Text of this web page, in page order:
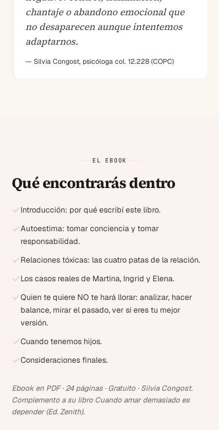
chantaje o abandono emocional que
no desaparecen aunque intentemos
adaptarnos.
— Silvia Congost, psicóloga col. 12.228 (COPC)
EL EBOOK
Qué encontrarás dentro
Introducción: por qué escribí este libro.
Autoestima: tomar conciencia y tomar
responsabilidad.
Relaciones tóxicas: las cuatro patas de la relación.
Los casos reales de Martina, Ingrid y Elena.
Quien te quiere NO te hará llorar: analizar, hacer
balance, mirar el pasado, ver si eres tu mejor
versión.
Cuando tenemos hijos.
Consideraciones finales.
Ebook en PDF · 24 páginas · Gratuito · Silvia Congost.
Complemento a su libro Cuando amar demasiado es
depender(Ed. Zenith).